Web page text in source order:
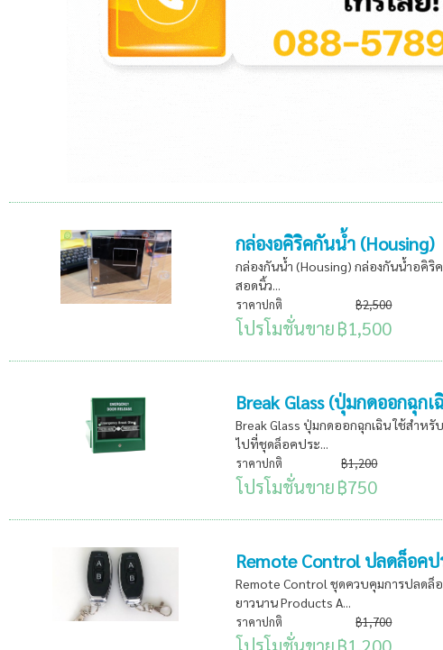
กล่องอคิริคกันน้ำ (Housing)
กล่องกันน้ำ (Housing) กล่องกันน้ำอคิ
สอดนิ้ว...
ราคาปกติ ฿2,500
โปรโมชั่นขาย฿1,500
Break Glass (ปุ่มกดออกฉุกเ
Break Glass ปุ่มกดออกฉุกเฉิน ใช้สำห
ไปที่ชุดล็อคประ...
ราคาปกติ ฿1,200
โปรโมชั่นขาย฿750
Remote Control ปลดล็อค
Remote Control ชุดควบคุมการปลดล็อ
ยาวนาน Products A...
ราคาปกติ ฿1,700